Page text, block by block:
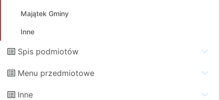
Majątek Gminy
Inne
Spis podmiotów
Menu przedmiotowe
Inne